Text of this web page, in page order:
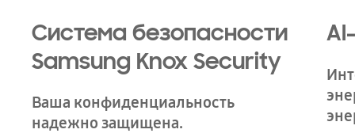
Система безопасности
Samsung Knox Security
Ваша конфиденциальность
надежно защищена.